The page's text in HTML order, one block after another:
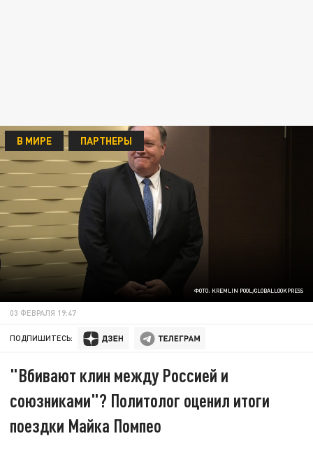
ФОТО: KREMLIN POOL/GLOBALLOOKPRESS
В МИРЕ ПАРТНЕРЫ
03 ФЕВРАЛЯ 19:47
ПОДПИШИТЕСЬ:
"Вбивают клин между Россией и
союзниками"? Политолог оценил итоги
поездки Майка Помпео